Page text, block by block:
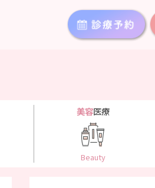
美容医療
Beauty